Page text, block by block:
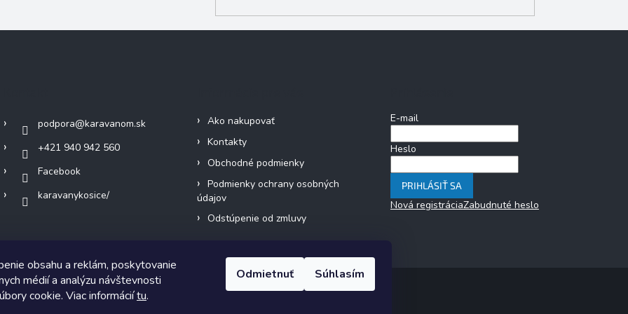
obsahu a reklám, poskytovanie
médií a analýzu návštevnosti
cookie. Viac informáciítu.
Odmietnuť Súhlasím
podpora@karavanom.sk
+421 940 942 560
Facebook
karavanykosice/
Ako nakupovať
Kontakty
Obchodné podmienky
Podmienky ochrany osobných
údajov
Odstúpenie od zmluvy
E-mail
Heslo
PRIHLÁSIŤ SA
Nová registráciaZabudnuté heslo